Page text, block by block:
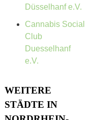
Düsselhanf e.V.
Cannabis Social
Club
Duesselhanf
e.V.
WEITERE
STÄDTE IN